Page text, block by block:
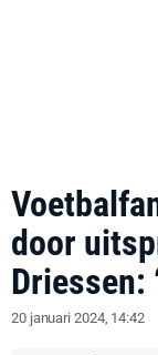
door
Driessen:
20 januari 2024, 14:42